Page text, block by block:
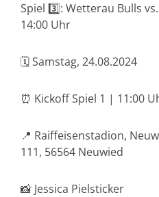
Spiel 3️⃣: Wetterau Bulls
14:00 Uhr
🗓️ Samstag, 24.08.2024
⏰ Kickoff Spiel 1 | 11:00
📍 Raiffeisenstadion,
111, 56564 Neuwied
📸 Jessica Pielsticker